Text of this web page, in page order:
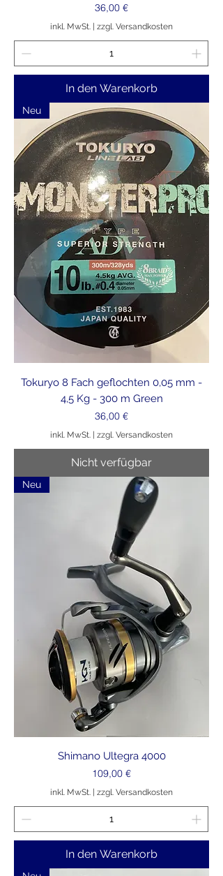
Preis
36,00 €
inkl. MwSt. zzgl. Versandkosten
In den Warenkorb
Neu
Tokuryo 8 Fach geflochten 0,05 mm -
4,5 Kg - 300 m Green
Preis
36,00 €
inkl. MwSt. | zzgl. Versandkosten
Nicht verfügbar
Neu
Shimano Ultegra 4000
Preis
109,00 €
inkl. MwSt. zzgl. Versandkosten
In den Warenkorb